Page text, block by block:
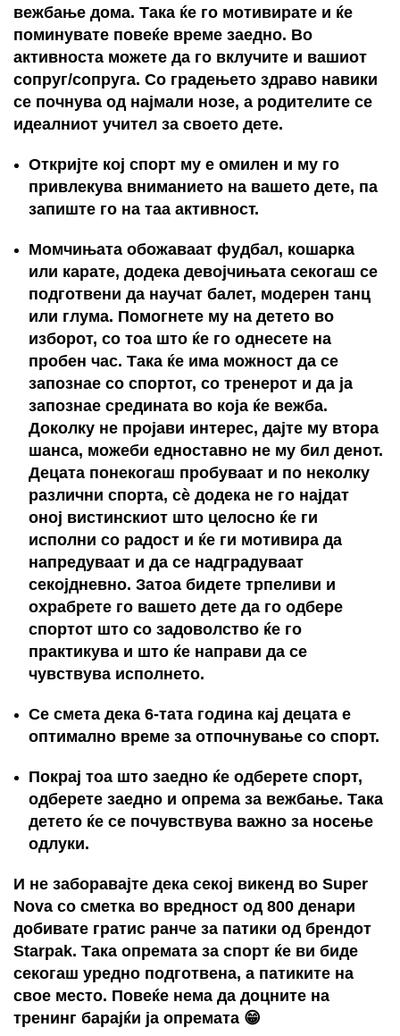
вежбање дома. Така ќе го мотивирате и ќе
поминувате повеќе време заедно. Во
активноста можете да го вклучите и вашиот
сопруг/сопруга. Со градењето здраво навики
се почнува од најмали нозе, а родителите се
идеалниот учител за своето дете.
Откријте кој спорт му е омилен и му го
привлекува вниманието на вашето дете, па
запиште го на таа активност.
Момчињата обожаваат фудбал, кошарка
или карате, додека девојчињата секогаш се
подготвени да научат балет, модерен танц
или глума. Помогнете му на детето во
изборот, со тоа што ќе го однесете на
пробен час. Така ќе има можност да се
запознае со спортот, со тренерот и да ја
запознае средината во која ќе вежба.
Доколку не пројави интерес, дајте му втора
шанса, можеби едноставно не му бил денот.
Децата понекогаш пробуваат и по неколку
различни спорта, сѐ додека не го најдат
оној вистинскиот што целосно ќе ги
исполни со радост и ќе ги мотивира да
напредуваат и да се надградуваат
секојдневно. Затоа бидете трпеливи и
охрабрете го вашето дете да го одбере
спортот што со задоволство ќе го
практикува и што ќе направи да се
чувствува исполнето.
Се смета дека 6-тата година кај децата е
оптимално време за отпочнување со спорт.
Покрај тоа што заедно ќе одберете спорт,
одберете заедно и опрема за вежбање. Така
детето ќе се почувствува важно за носење
одлуки.
И не заборавајте дека секој викенд во Super
Nova со сметка во вредност од 800 денари
добивате гратис ранче за патики од брендот
Starpak. Така опремата за спорт ќе ви биде
секогаш уредно подготвена, а патиките на
свое место. Повеќе нема да доцните на
тренинг барајќи ја опремата 😁